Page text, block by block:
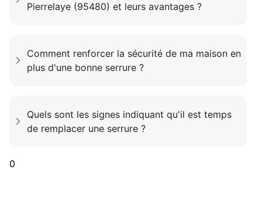
Pierrelaye (95480) et leurs avantages ?
Comment renforcer la sécurité de ma maison en
plus d'une bonne serrure ?
Quels sont les signes indiquant qu'il est temps
de remplacer une serrure ?
0